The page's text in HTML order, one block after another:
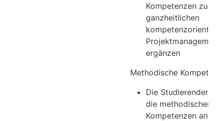
Kompetenzen zu
ganzheitlichen
Projektmanagement
ergänzen
Methodische
Die Studierenden
die methodischen
Kompetenzen